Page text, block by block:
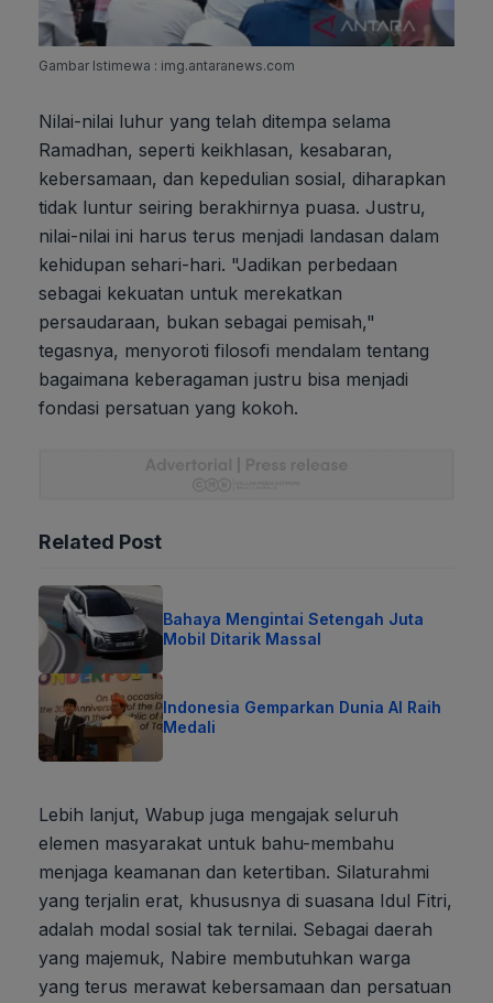
Gambar Istimewa : img.antaranews.com
Nilai-nilai luhur yang telah ditempa selama
Ramadhan, seperti keikhlasan, kesabaran,
kebersamaan, dan kepedulian sosial, diharapkan
tidak luntur seiring berakhirnya puasa. Justru,
nilai-nilai ini harus terus menjadi landasan dalam
kehidupan sehari-hari. "Jadikan perbedaan
sebagai kekuatan untuk merekatkan
persaudaraan, bukan sebagai pemisah,"
tegasnya, menyoroti filosofi mendalam tentang
bagaimana keberagaman justru bisa menjadi
fondasi persatuan yang kokoh.
Related Post
Bahaya Mengintai Setengah Juta
Mobil Ditarik Massal
Indonesia Gemparkan Dunia AI Raih
Medali
Lebih lanjut, Wabup juga mengajak seluruh
elemen masyarakat untuk bahu-membahu
menjaga keamanan dan ketertiban. Silaturahmi
yang terjalin erat, khususnya di suasana Idul Fitri,
adalah modal sosial tak ternilai. Sebagai daerah
yang majemuk, Nabire membutuhkan warga
yang terus merawat kebersamaan dan persatuan